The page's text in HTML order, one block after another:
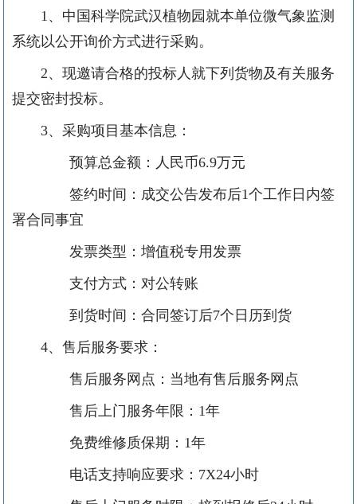
1、中国科学院武汉植物园就本单位微气象监测
系统以公开询价方式进行采购。
2、现邀请合格的投标人就下列货物及有关服务
提交密封投标。
3、采购项目基本信息：
预算总金额：人民币6.9万元
签约时间：成交公告发布后1个工作日内签
署合同事宜
发票类型：增值税专用发票
支付方式：对公转账
到货时间：合同签订后7个日历到货
4、售后服务要求：
售后服务网点：当地有售后服务网点
售后上门服务年限： 1年
免费维修质保期： 1年
电话支持响应要求： 7X24小时